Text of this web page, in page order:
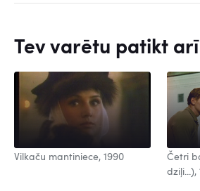
Tev varētu patikt arī
Vilkaču mantiniece, 1990
Četri
dziļi...),